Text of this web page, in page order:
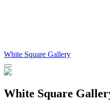
White Square Gallery
White Square